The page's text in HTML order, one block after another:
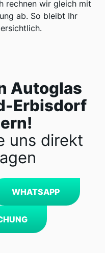
rechnen wir gleich mit
ab. So bleibt Ihr
Autoglas
Erbisdorf
uns direkt
WHATSAPP